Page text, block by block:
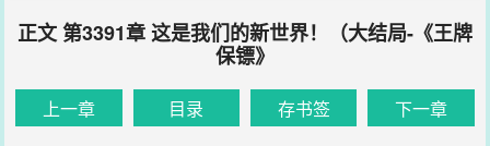
正文 第3391章 这是我们的新世界！（大结局-《王牌
保镖》
上一章 目录 存书签 下一章